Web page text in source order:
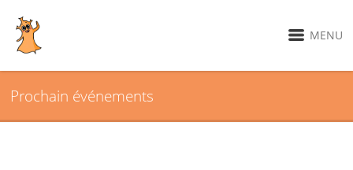
MENU
Prochain événements